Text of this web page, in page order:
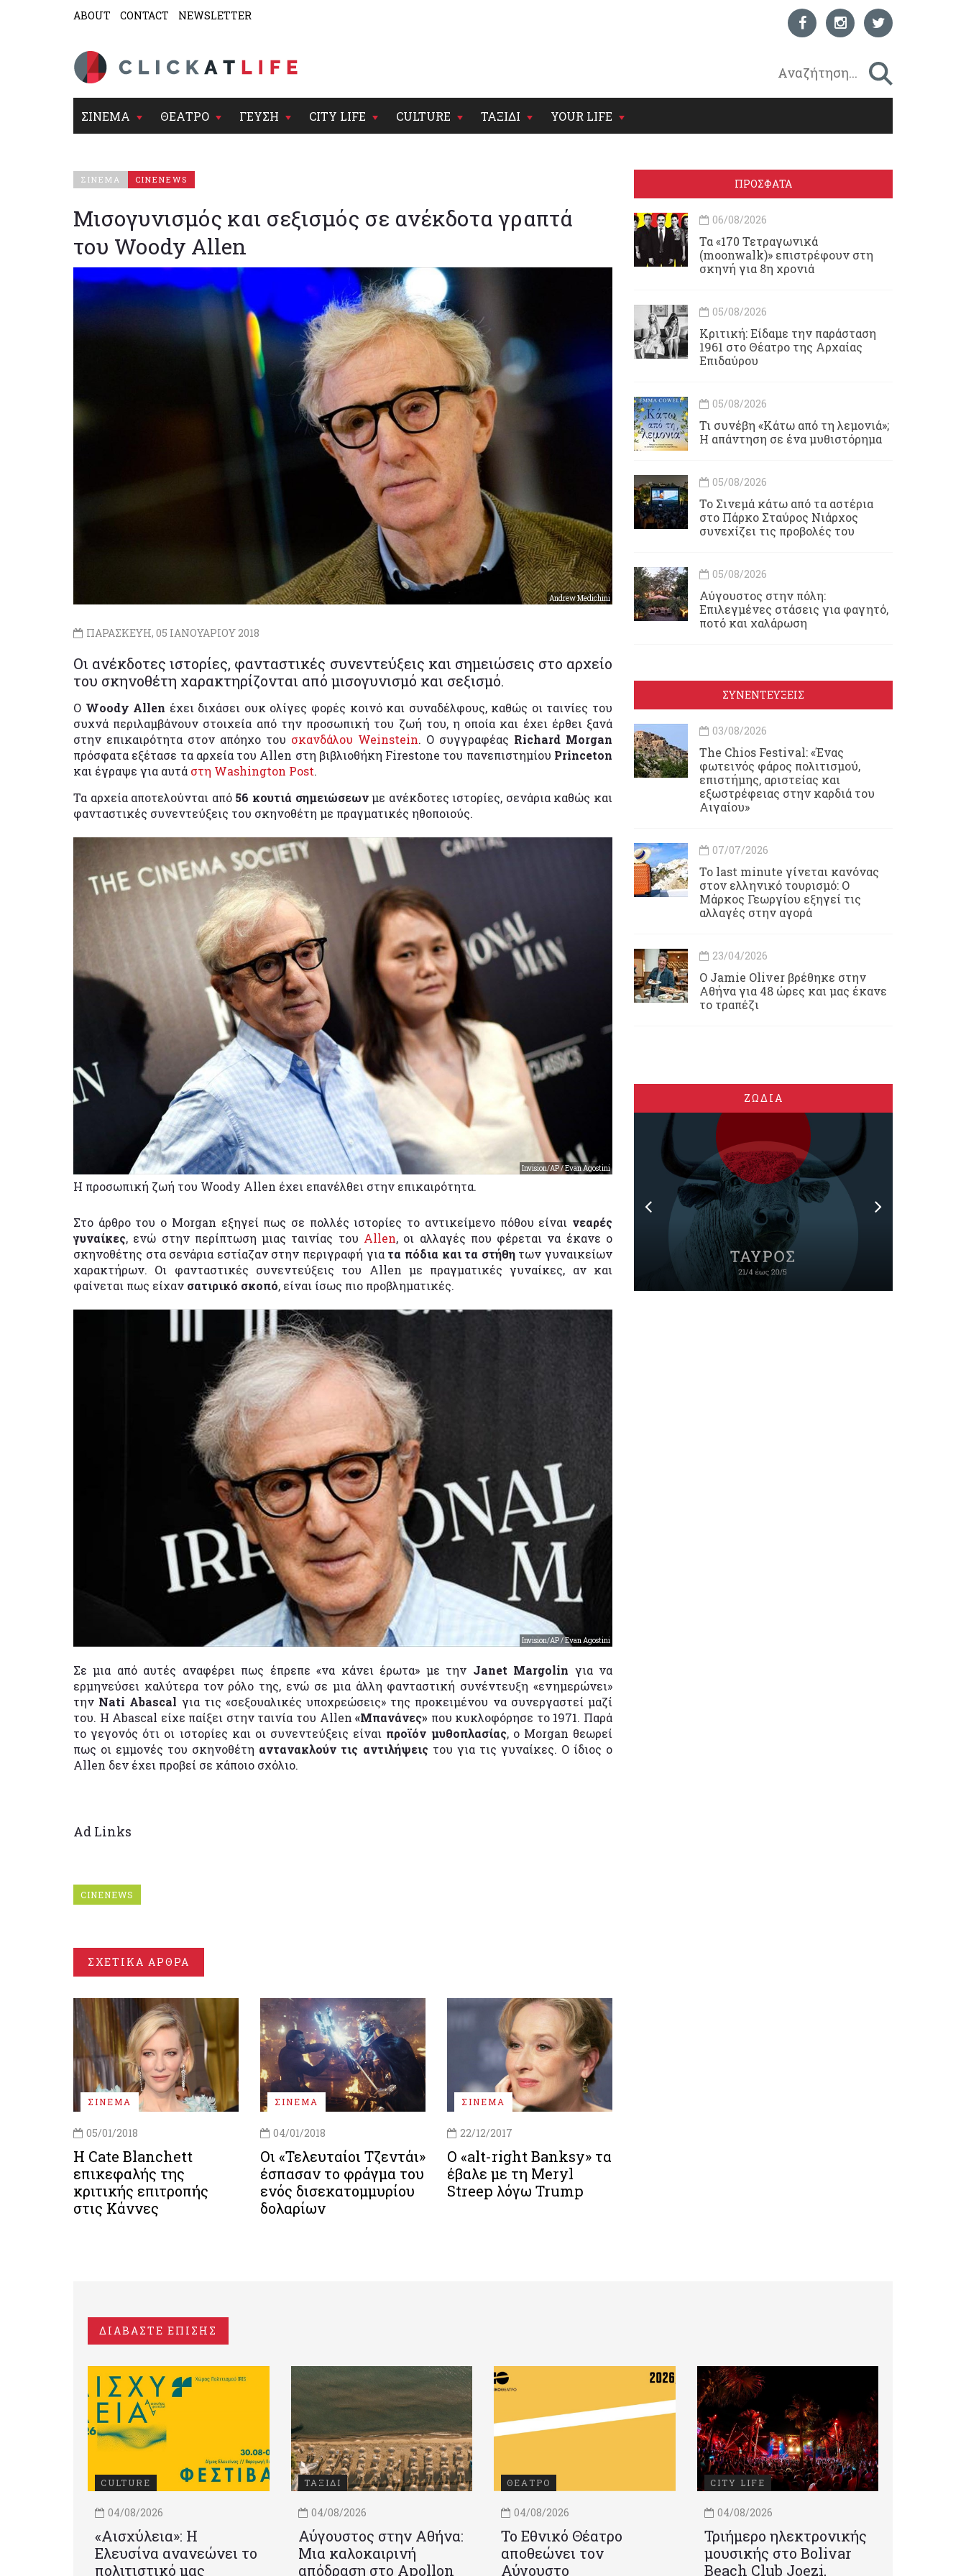
ABOUT CONTACT NEWSLETTER
ΣΙΝΕΜΑ ΘΕΑΤΡΟ ΓΕΥΣΗ CITY LIFE CULTURE ΤΑΞΙΔΙ YOUR LIFE
ΣΙΝΕΜΑ CINENEWS
Μισογυνισμός και σεξισμός σε ανέκδοτα γραπτά
του Woody Allen
Andrew Medichini
ΠΑΡΑΣΚΕΥΗ, 05 ΙΑΝΟΥΑΡΙΟΥ 2018
Οι ανέκδοτες ιστορίες, φανταστικές συνεντεύξεις και σημειώσεις στο αρχείο
του σκηνοθέτη χαρακτηρίζονται από μισογυνισμό και σεξισμό.
Ο Woody Allen έχει διχάσει ουκ ολίγες φορές κοινό και συναδέλφους, καθώς οι ταινίες του
συχνά περιλαμβάνουν στοιχεία από την προσωπική του ζωή του, η οποία και έχει έρθει ξανά
στην επικαιρότητα στον απόηχο του σκανδάλου Weinstein. Ο συγγραφέας Richard Morgan
πρόσφατα εξέτασε τα αρχεία του Allen στη βιβλιοθήκη Firestone του πανεπιστημίου Princeton
και έγραψε για αυτά στη Washington Post.
Τα αρχεία αποτελούνται από 56 κουτιά σημειώσεωνμε ανέκδοτες ιστορίες, σενάρια καθώς και
φανταστικές συνεντεύξεις του σκηνοθέτη με πραγματικές ηθοποιούς.
Invision/AP / Evan Agostini
Η προσωπική ζωή του Woody Allen έχει επανέλθει στην επικαιρότητα.
Στο άρθρο του ο Morgan εξηγεί πως σε πολλές ιστορίες το αντικείμενο πόθου είναι νεαρές
γυναίκες, ενώ στην περίπτωση μιας ταινίας του Allen, οι αλλαγές που φέρεται να έκανε ο
σκηνοθέτης στα σενάρια εστίαζαν στην περιγραφή για τα πόδια και τα στήθη των γυναικείων
χαρακτήρων. Οι φανταστικές συνεντεύξεις του Allen με πραγματικές γυναίκες, αν και
φαίνεται πως είχαν σατιρικό σκοπό, είναι ίσως πιο προβληματικές.
Invision/AP / Evan Agostini
Σε μια από αυτές αναφέρει πως έπρεπε «να κάνει έρωτα» με την Janet Margolin για να
ερμηνεύσει καλύτερα τον ρόλο της, ενώ σε μια άλλη φανταστική συνέντευξη «ενημερώνει»
την Nati Abascal για τις «σεξουαλικές υποχρεώσεις» της προκειμένου να συνεργαστεί μαζί
του. Η Abascal είχε παίξει στην ταινία του Allen«Μπανάνες» που κυκλοφόρησε το 1971. Παρά
το γεγονός ότι οι ιστορίες και οι συνεντεύξεις είναι προϊόν μυθοπλασίας, ο Morgan θεωρεί
πως οι εμμονές του σκηνοθέτη αντανακλούν τις αντιλήψεις του για τις γυναίκες. Ο ίδιος ο
Allen δεν έχει προβεί σε κάποιο σχόλιο.
Ad Links
CINENEWS
ΣΧΕΤΙΚΑ ΑΡΘΡΑ
ΣΙΝΕΜΑ
05/01/2018
Η Cate Blanchett
επικεφαλής της
κριτικής επιτροπής
στις Κάννες
ΣΙΝΕΜΑ
04/01/2018
Οι «Τελευταίοι Τζεντάι»
έσπασαν το φράγμα του
ενός δισεκατομμυρίου
δολαρίων
ΣΙΝΕΜΑ
22/12/2017
O «alt-right Banksy» τα
έβαλε με τη Meryl
Streep λόγω Trump
ΠΡΟΣΦΑΤΑ
06/08/2026
Τα «170 Τετραγωνικά
(moonwalk)» επιστρέφουν στη
σκηνή για 8η χρονιά
05/08/2026
Κριτική: Είδαμε την παράσταση
1961 στο Θέατρο της Αρχαίας
Επιδαύρου
05/08/2026
Τι συνέβη «Κάτω από τη λεμονιά»;
Η απάντηση σε ένα μυθιστόρημα
05/08/2026
To Σινεμά κάτω από τα αστέρια
στο Πάρκο Σταύρος Νιάρχος
συνεχίζει τις προβολές του
05/08/2026
Αύγουστος στην πόλη:
Επιλεγμένες στάσεις για φαγητό,
ποτό και χαλάρωση
ΣΥΝΕΝΤΕΥΞΕΙΣ
03/08/2026
Τhe Chios Festival: «Ένας
φωτεινός φάρος πολιτισμού,
επιστήμης, αριστείας και
εξωστρέφειας στην καρδιά του
Αιγαίου»
07/07/2026
Το last minute γίνεται κανόνας
στον ελληνικό τουρισμό: Ο
Μάρκος Γεωργίου εξηγεί τις
αλλαγές στην αγορά
23/04/2026
Ο Jamie Oliver βρέθηκε στην
Αθήνα για 48 ώρες και μας έκανε
το τραπέζι
ΖΩΔΙΑ
ΔΙΑΒΑΣΤΕ ΕΠΙΣΗΣ
CULTURE
04/08/2026
«Αισχύλεια»: Η
Ελευσίνα ανανεώνει το
πολιτιστικό μας
ΤΑΞΙΔΙ
04/08/2026
Αύγουστος στην Αθήνα:
Μια καλοκαιρινή
απόδραση στο Apollon
ΘΕΑΤΡΟ
04/08/2026
Το Εθνικό Θέατρο
αποθεώνει τον
Αύγουστο
CITY LIFE
04/08/2026
Τριήμερο ηλεκτρονικής
μουσικής στο Bolivar
Beach Club Joezi,